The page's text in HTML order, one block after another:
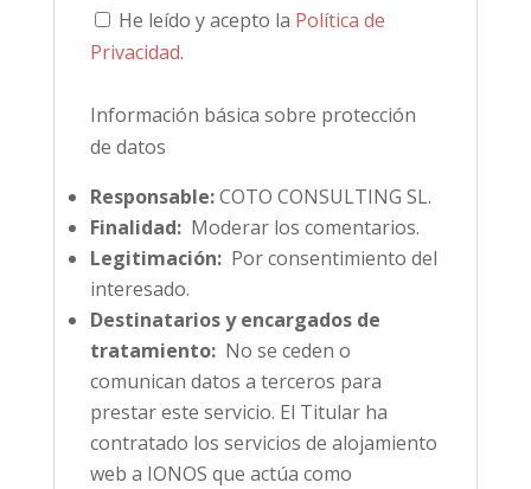
He leído y acepto la Política de
Privacidad.
Información básica sobre protección
de datos
Responsable:COTO CONSULTING SL.
Finalidad:Moderar los comentarios.
Legitimación:Por consentimiento del
interesado.
Destinatarios y encargados de
tratamiento:No se ceden o
comunican datos a terceros para
prestar este servicio. El Titular ha
contratado los servicios de alojamiento
web a IONOS que actúa como